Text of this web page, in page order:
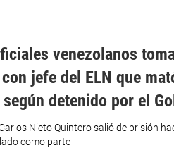
venezolanos
jefe del ELN que
según detenido por el
Nieto Quintero salió de prisión
como parte